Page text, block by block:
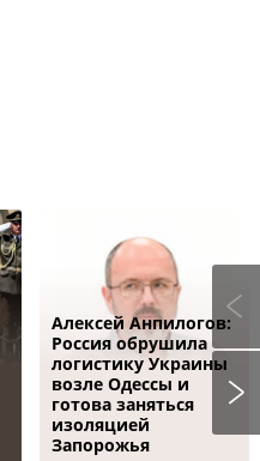
Алексей Анпилогов:
Россия обрушила
логистику Украины
возле Одессы и
готова заняться
изоляцией
Запорожья